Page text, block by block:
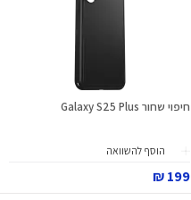
חיפוי שחור Galaxy S25 Plus
הוסף להשוואה
199 ₪